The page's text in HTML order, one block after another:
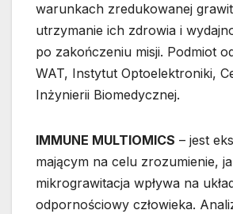
warunkach zredukowanej
utrzymanie ich zdrowia i
po zakończeniu misji. Podmiot
WAT, Instytut Optoelektroniki,
Inżynierii Biomedycznej.
IMMUNE MULTIOMICS – jest
mającym na celu zrozumienie,
mikrograwitacja wpływa na
odpornościowy człowieka.